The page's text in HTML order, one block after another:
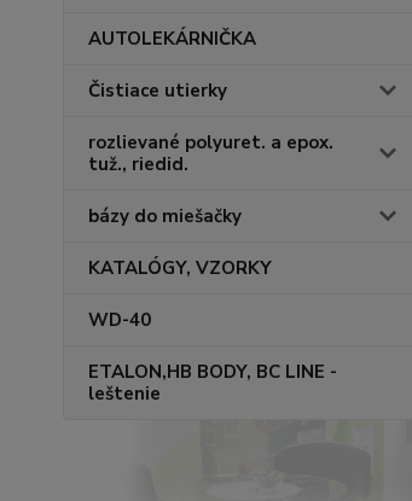
AUTOLEKÁRNIČKA
Čistiace utierky
rozlievané polyuret. a epox.
tuž., riedid.
bázy do miešačky
KATALÓGY, VZORKY
WD-40
ETALON,HB BODY, BC LINE -
leštenie